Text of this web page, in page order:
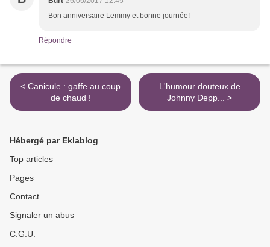
Bon anniversaire Lemmy et bonne journée!
Répondre
< Canicule : gaffe au coup
de chaud !
L'humour douteux de
Johnny Depp... >
Hébergé par Eklablog
Top articles
Pages
Contact
Signaler un abus
C.G.U.